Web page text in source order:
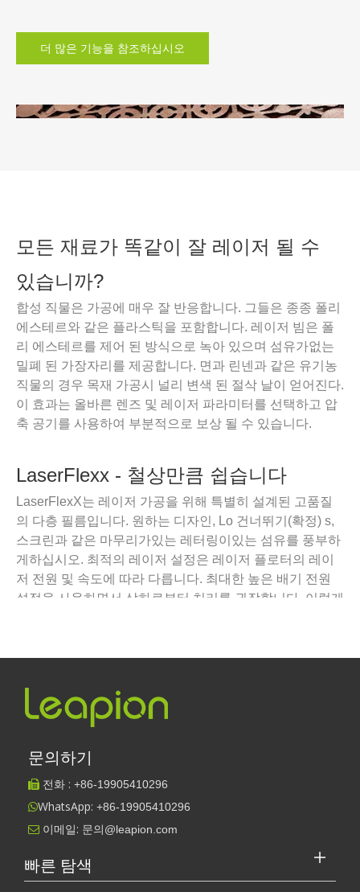
더 많은 기능을 참조하십시오
모든 재료가 똑같이 잘 레이저 될 수
있습니까?
합성 직물은 가공에 매우 잘 반응합니다. 그들은 종종 폴리
에스테르와 같은 플라스틱을 포함합니다. 레이저 빔은 폴
리 에스테르를 제어 된 방식으로 녹아 있으며 섬유가없는
밀폐 된 가장자리를 제공합니다. 면과 린넨과 같은 유기농
직물의 경우 목재 가공시 널리 변색 된 절삭 날이 얻어진다.
이 효과는 올바른 렌즈 및 레이저 파라미터를 선택하고 압
축 공기를 사용하여 부분적으로 보상 될 수 있습니다.
LaserFlexx - 철상만큼 쉽습니다
LaserFlexX는 레이저 가공을 위해 특별히 설계된 고품질
의 다층 필름입니다. 원하는 디자인, Lo 건너뛰기(확정) s,
스크린과 같은 마무리가있는 레터링이있는 섬유를 풍부하
게하십시오. 최적의 레이저 설정은 레이저 플로터의 레이
저 전원 및 속도에 따라 다릅니다. 최대한 높은 배기 전원
설정을 사용하면서 상하로부터 처리를 권장합니다. 이렇게
문의하기
 전화 : +86-19905410296
WhatsApp: +86-19905410296
 이메일: 문의@leapion.com
빠른 탐색